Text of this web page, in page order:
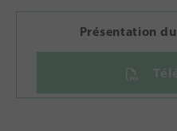
Présentation